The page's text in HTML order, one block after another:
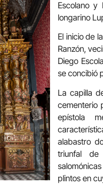
Escolano y
longarino
El inicio de
Ranzón,
Diego
se concibió
La capilla
cementerio
epístola
alabastro
triunfal de
plintos en